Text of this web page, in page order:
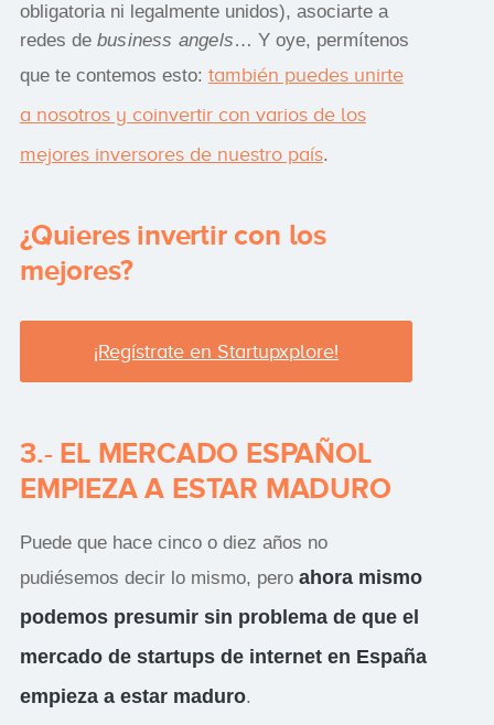
obligatoria ni legalmente unidos), asociarte a
redes de business angels… Y oye, permítenos
que te contemos esto: también puedes unirte
a nosotros y coinvertir con varios de los
mejores inversores de nuestro país.
¿Quieres invertir con los
mejores?
¡Regístrate en Startupxplore!
3.- EL MERCADO ESPAÑOL
EMPIEZA A ESTAR MADURO
Puede que hace cinco o diez años no
pudiésemos decir lo mismo, pero ahora mismo
podemos presumir sin problema de que el
mercado de startups de internet en España
empieza a estar maduro.